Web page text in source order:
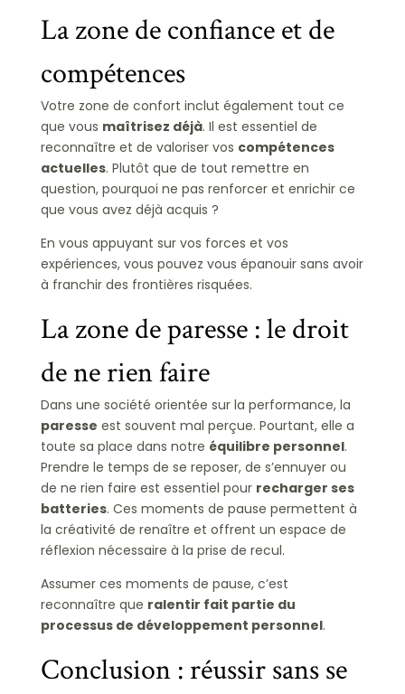
La zone de confiance et de
compétences
Votre zone de confort inclut également tout ce
que vous maîtrisez déjà. Il est essentiel de
reconnaître et de valoriser vos compétences
actuelles. Plutôt que de tout remettre en
question, pourquoi ne pas renforcer et enrichir ce
que vous avez déjà acquis ?
En vous appuyant sur vos forces et vos
expériences, vous pouvez vous épanouir sans avoir
à franchir des frontières risquées.
La zone de paresse : le droit
de ne rien faire
Dans une société orientée sur la performance, la
paresse est souvent mal perçue. Pourtant, elle a
toute sa place dans notre équilibre personnel.
Prendre le temps de se reposer, de s’ennuyer ou
de ne rien faire est essentiel pour recharger ses
batteries. Ces moments de pause permettent à
la créativité de renaître et offrent un espace de
réflexion nécessaire à la prise de recul.
Assumer ces moments de pause, c’est
reconnaître que ralentir fait partie du
processus de développement personnel.
Conclusion : réussir sans se